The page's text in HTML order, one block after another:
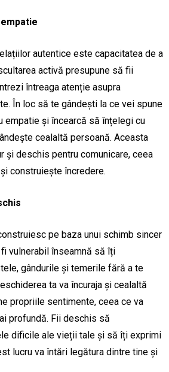
autentice este capacitatea de a
activă presupune să fii
întreaga atenție asupra
În loc să te gândești la ce vei spune
empatie și încearcă să înțelegi cu
cealaltă persoană. Aceasta
și deschis pentru comunicare, ceea
construiește încredere.
pe baza unui schimb sincer
vulnerabil înseamnă să îți
gândurile și temerile fără a te
ta va încuraja și cealaltă
propriile sentimente, ceea ce va
profundă. Fii deschis să
dificile ale vieții tale și să îți exprimi
lucru va întări legătura dintre tine și